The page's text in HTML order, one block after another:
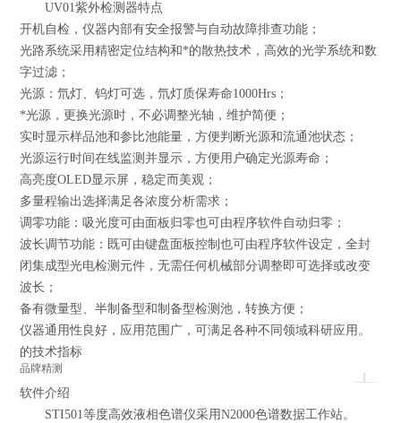
UV01紫外检测器特点
开机自检，仪器内部有安全报警与自动故障排查功能；
光路系统采用精密定位结构和*的散热技术，高效的光学系统和数
字过滤；
光源：氘灯、钨灯可选，氘灯质保寿命1000Hrs；
*光源，更换光源时，不必调整光轴，维护简便；
实时显示样品池和参比池能量，方便判断光源和流通池状态；
光源运行时间在线监测并显示，方便用户确定光源寿命；
高亮度OLED显示屏，稳定而美观；
多量程输出选择满足各浓度分析需求；
调零功能：吸光度可由面板归零也可由程序软件自动归零；
波长调节功能：既可由键盘面板控制也可由程序软件设定，全封
闭集成型光电检测元件，无需任何机械部分调整即可选择或改变
波长；
备有微量型、半制备型和制备型检测池，转换方便；
仪器通用性良好，应用范围广，可满足各种不同领域科研应用。
的技术指标
+
品牌精测
软件介绍
STI501等度高效液相色谱仪采用N2000色谱数据工作站。